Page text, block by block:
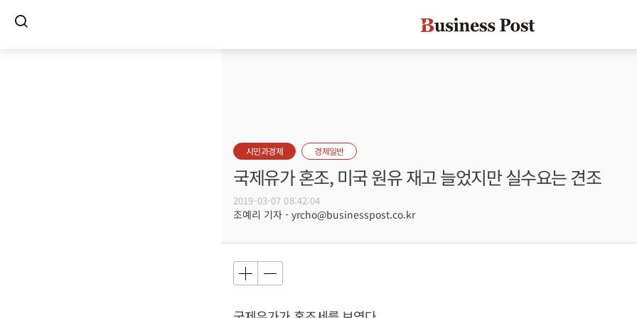
시민과경제 경제일반
국제유가 혼조, 미국 원유 재고 늘었지만 실수요는 견조
2019-03-07 08:42:04
조예리 기자 - yrcho@businesspost.co.kr